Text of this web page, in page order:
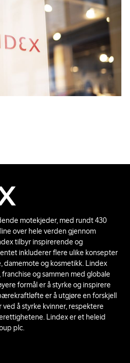
motekjeder, med rundt 430
over hele verden gjennom
tilbyr inspirerende og
inkluderer flere ulike konsepter
damemote og kosmetikk. Lindex
og sammen med globale
formål er å styrke og inspirere
er å utgjøre en forskjell
å styrke kvinner, respektere
Lindex er et heleid
plc.